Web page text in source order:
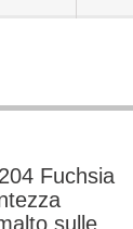
Fuchsia
sulle